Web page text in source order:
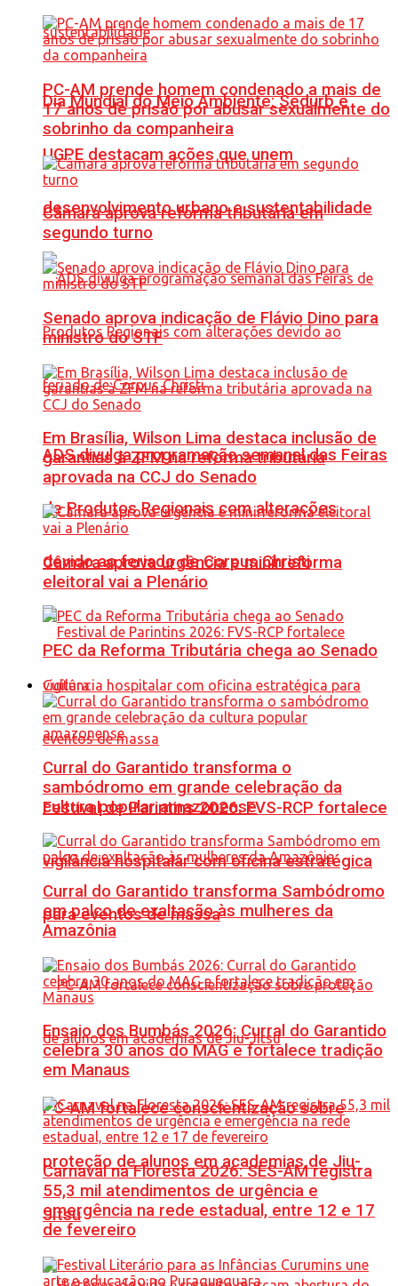
Dia Mundial do Meio Ambiente: Sedurb e
UGPE destacam ações que unem
desenvolvimento urbano e sustentabilidade
ADS divulga programação semanal das Feiras
de Produtos Regionais com alterações
devido ao feriado de Corpus Christi
Festival de Parintins 2026: FVS-RCP fortalece
vigilância hospitalar com oficina estratégica
para eventos de massa
PC-AM fortalece conscientização sobre
proteção de alunos em academias de Jiu-
Jítsu
PC-AM prende homem condenado a mais de
17 anos de prisão por abusar sexualmente do
sobrinho da companheira
Câmara aprova reforma tributária em
segundo turno
Senado aprova indicação de Flávio Dino para
ministro do STF
Em Brasília, Wilson Lima destaca inclusão de
garantias à ZFM na reforma tributária
aprovada na CCJ do Senado
Câmara aprova urgência e minirreforma
eleitoral vai a Plenário
PEC da Reforma Tributária chega ao Senado
Cultura
Curral do Garantido transforma o
sambódromo em grande celebração da
cultura popular amazonense
Curral do Garantido transforma Sambódromo
em palco de exaltação às mulheres da
Amazônia
Ensaio dos Bumbás 2026: Curral do Garantido
celebra 30 anos do MAG e fortalece tradição
em Manaus
Carnaval na Floresta 2026: SES-AM registra
55,3 mil atendimentos de urgência e
emergência na rede estadual, entre 12 e 17
de fevereiro